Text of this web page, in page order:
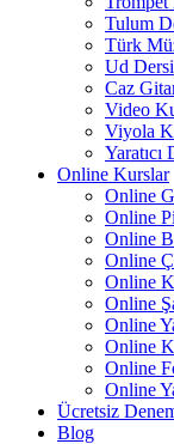
Tulum
Türk
Ud Dersi
Caz
Video
Viyola
Yaratıcı
Online Kurslar
Online
Online
Online
Online
Online
Online
Online
Online
Online
Online
Ücretsiz
Blog